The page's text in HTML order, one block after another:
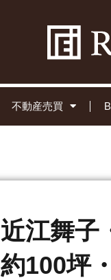
不動産売買
近江舞子
約100坪